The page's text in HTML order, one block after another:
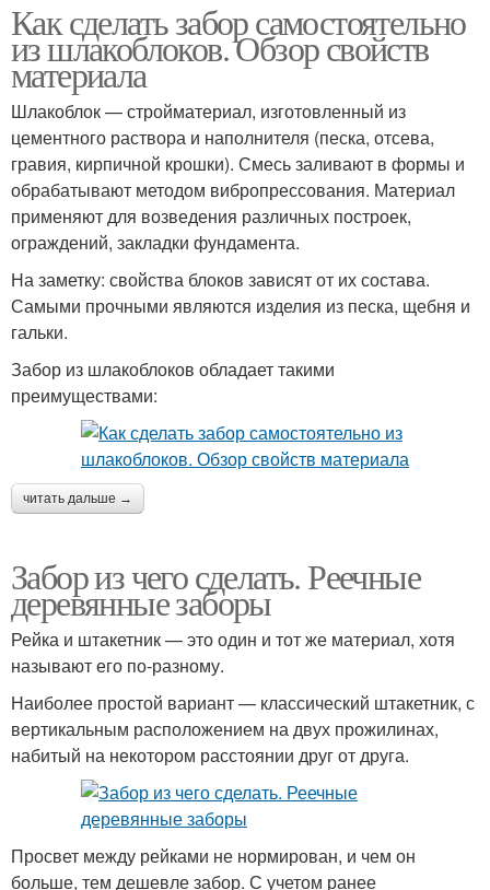
Как сделать забор самостоятельно
из шлакоблоков. Обзор свойств
материала
Шлакоблок — стройматериал, изготовленный из
цементного раствора и наполнителя (песка, отсева,
гравия, кирпичной крошки). Смесь заливают в формы и
обрабатывают методом вибропрессования. Материал
применяют для возведения различных построек,
ограждений, закладки фундамента.
На заметку: свойства блоков зависят от их состава.
Самыми прочными являются изделия из песка, щебня и
гальки.
Забор из шлакоблоков обладает такими
преимуществами:
читать дальше →
Забор из чего сделать. Реечные
деревянные заборы
Рейка и штакетник — это один и тот же материал, хотя
называют его по-разному.
Наиболее простой вариант — классический штакетник, с
вертикальным расположением на двух прожилинах,
набитый на некотором расстоянии друг от друга.
Просвет между рейками не нормирован, и чем он
больше, тем дешевле забор. С учетом ранее